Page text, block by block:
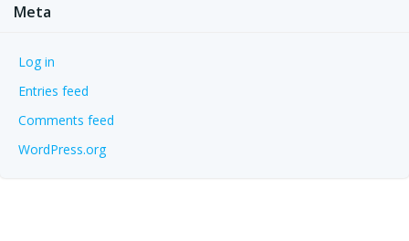
Meta
Log in
Entries feed
Comments feed
WordPress.org